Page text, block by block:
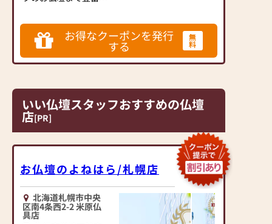
仏壇・仏具・お位牌ま
で現代の生活空間に合
うモダンデザインか
ダンデザインまで、お
一人おひとりのご希望
と想いを丁寧にお伺い
しコーディネイトして
ン・お色の中からお気
に入りをお選びくださ
い。
お線香や蝋燭も日常使
お得なクーポンを発行
する
無
料
いい仏壇スタッフおすすめの仏壇
店[PR]
お仏壇のよねはら/札幌店
北海道札幌市中央
区南4条西2-2 米原仏
具店